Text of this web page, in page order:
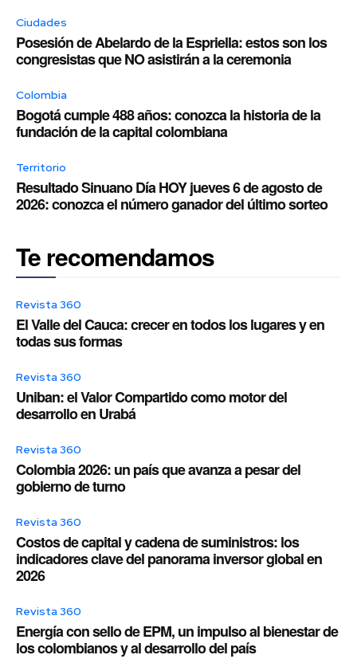
Ciudades
Posesión de Abelardo de la Espriella: estos son los
congresistas que NO asistirán a la ceremonia
Colombia
Bogotá cumple 488 años: conozca la historia de la
fundación de la capital colombiana
Territorio
Resultado Sinuano Día HOY jueves 6 de agosto de
2026: conozca el número ganador del último sorteo
Te recomendamos
Revista 360
El Valle del Cauca: crecer en todos los lugares y en
todas sus formas
Revista 360
Uniban: el Valor Compartido como motor del
desarrollo en Urabá
Revista 360
Colombia 2026: un país que avanza a pesar del
gobierno de turno
Revista 360
Costos de capital y cadena de suministros: los
indicadores clave del panorama inversor global en
2026
Revista 360
Energía con sello de EPM, un impulso al bienestar de
los colombianos y al desarrollo del país